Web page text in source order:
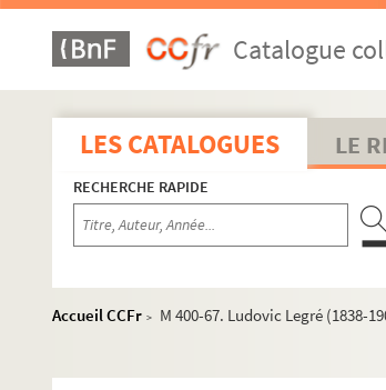
Catalogue
LES CATALOGUES LE
RECHERCHE RAPIDE
Accueil CCFr > M 400-67. Ludovic Legré (1838-